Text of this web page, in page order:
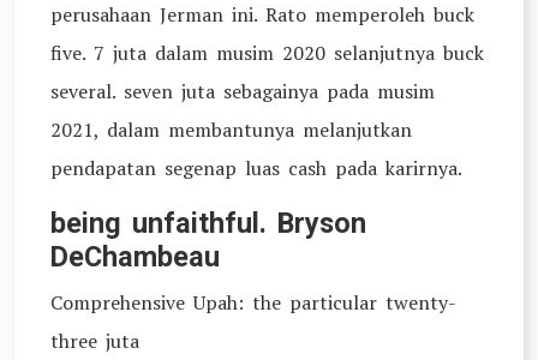
perusahaan Jerman ini. Rato memperoleh buck
five. 7 juta dalam musim 2020 selanjutnya buck
several. seven juta sebagainya pada musim
2021, dalam membantunya melanjutkan
pendapatan segenap luas cash pada karirnya.
being unfaithful. Bryson
DeChambeau
Comprehensive Upah: the particular twenty-
three juta